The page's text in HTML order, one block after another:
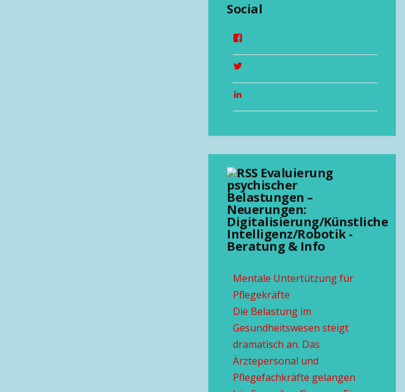
Social
Evaluierung
psychischer
Belastungen –
Neuerungen:
Digitalisierung/Künstliche
Intelligenz/Robotik -
Beratung & Info
Mentale Untertützung für
Pflegekräfte
Die Belastung im
Gesundheitswesen steigt
dramatisch an. Das
Ärztepersonal und
Pflegefachkräfte gelangen